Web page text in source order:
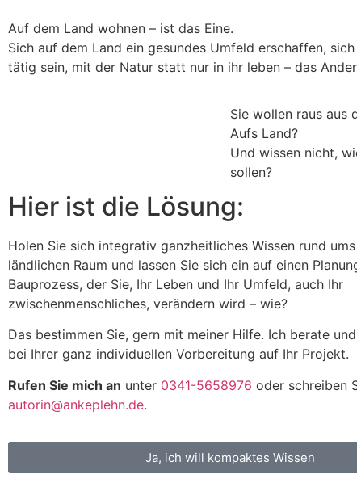
Auf dem Land wohnen – ist das Eine.
Sich auf dem Land ein gesundes Umfeld erschaffen,
tätig sein, mit der Natur statt nur in ihr leben – das
Sie wollen raus aus
Aufs Land?
Und wissen nicht,
sollen?
Hier ist die Lösung:
Holen Sie sich integrativ ganzheitliches Wissen rund
ländlichen Raum und lassen Sie sich ein auf einen
Bauprozess, der Sie, Ihr Leben und Ihr Umfeld, auch Ihr
zwischenmenschliches, verändern wird – wie?
Das bestimmen Sie, gern mit meiner Hilfe. Ich berate
bei Ihrer ganz individuellen Vorbereitung auf Ihr Projekt.
Rufen Sie mich an unter 0341-5658976 oder schreiben
autorin@ankeplehn.de.
Ja, ich will kompaktes Wissen